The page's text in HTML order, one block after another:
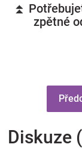
⏫
zpětné
Diskuze